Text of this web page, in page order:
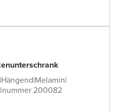
|Hängend|Melamin|
200082